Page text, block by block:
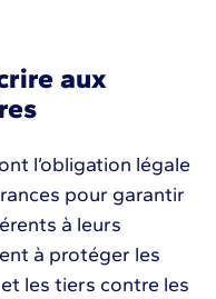
aux
l’obligation légale
pour garantir
à leurs
à protéger les
les tiers contre les